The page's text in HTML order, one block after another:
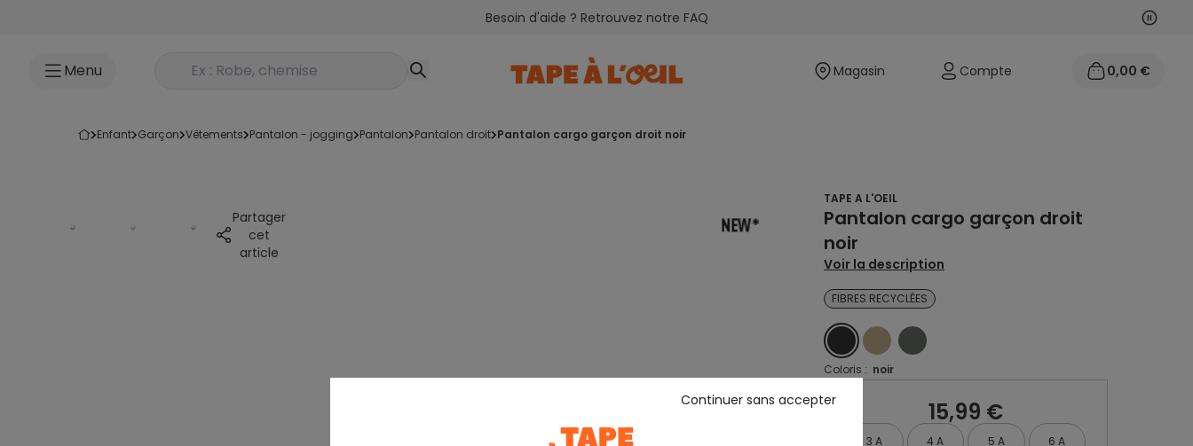
Besoin d'aide ? Retrouvez notre FAQ
Menu Rechercher un produit Magasin Compte 0,00 €
enfant garçon vêtements pantalon - jogging pantalon pantalon droit pantalon cargo garçon droit noir
Partager
cet
article
TAPE A L'OEIL
Pantalon cargo garçon droit
noir
Voir la description
FIBRES RECYCLÉES
NOIRBEIGEVERT
Coloris : noir
15,99 €
3 A 4 A 5 A 6 A
Continuer sans accepter